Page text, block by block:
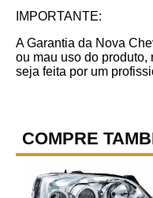
IMPORTANTE:
A Garantia da Nova
ou mau uso do
seja feita por um
COMPRE